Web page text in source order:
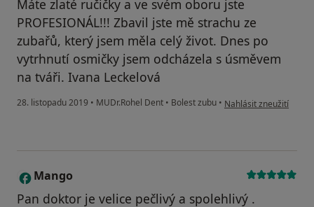
Máte zlaté ručičky a ve svém oboru jste
PROFESIONÁL!!! Zbavil jste mě strachu ze
zubařů, který jsem měla celý život. Dnes po
vytrhnutí osmičky jsem odcházela s úsměvem
na tváři. Ivana Leckelová
28. listopadu 2019 • MUDr.Rohel Dent • Bolest zubu • podle názoru
Nahlásit zneužití
M Mango
Pan doktor je velice pečlivý a spolehlivý .